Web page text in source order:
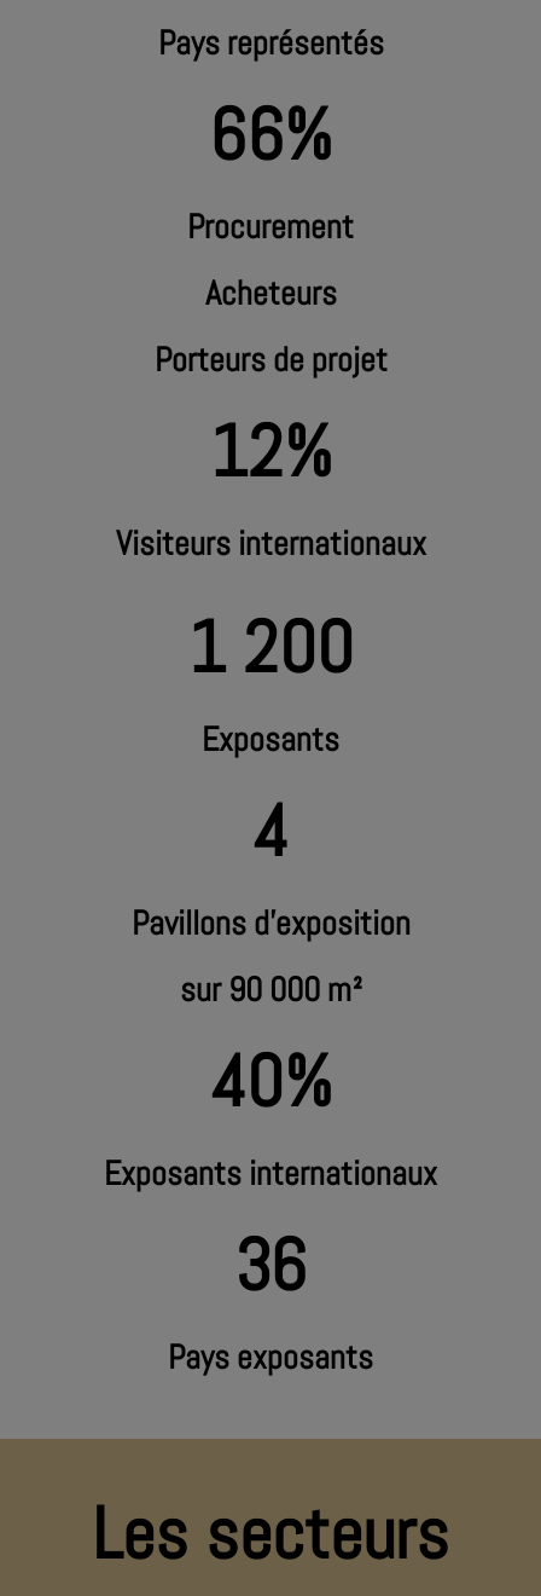
Pays représentés
66%
Procurement
Acheteurs
Porteurs de projet
12%
Visiteurs internationaux
1 200
Exposants
4
Pavillons d'exposition
sur 90 000 m²
40%
Exposants internationaux
36
Pays exposants
Les secteurs